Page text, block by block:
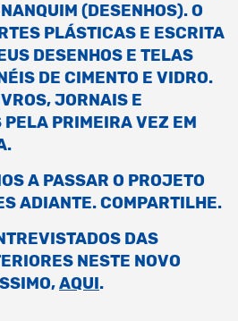
(DESENHOS). O
PLÁSTICAS E ESCRITA
DESENHOS E TELAS
DE CIMENTO E VIDRO.
JORNAIS E
PRIMEIRA VEZ EM
A PASSAR O PROJETO
ADIANTE. COMPARTILHE.
DAS
NESTE NOVO
AQUI.